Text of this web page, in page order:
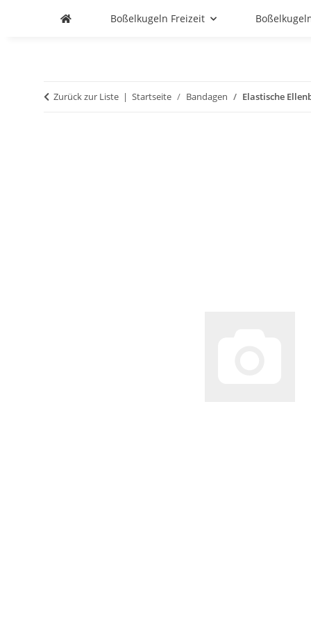
Boßelkugeln Freizeit
Zurück zur Liste Startseite Bandagen Elastische